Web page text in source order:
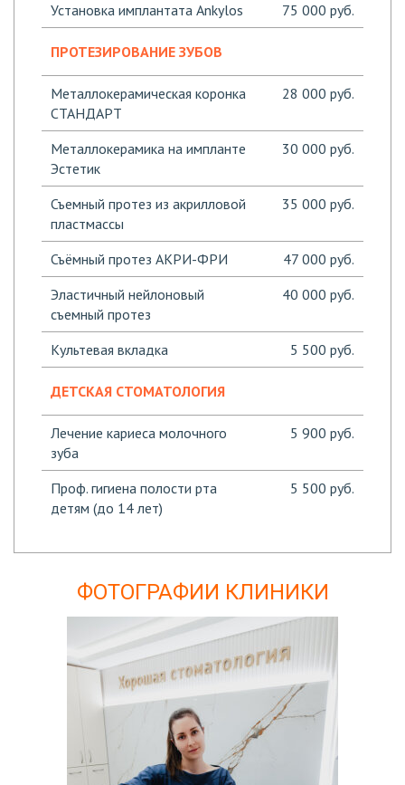
Установка имплантата Ankylos
75 000 руб.
ПРОТЕЗИРОВАНИЕ ЗУБОВ
Металлокерамическая коронка
СТАНДАРТ
28 000 руб.
Металлокерамика на импланте
Эстетик
30 000 руб.
Съемный протез из акрилловой
пластмассы
35 000 руб.
Съёмный протез АКРИ-ФРИ
47 000 руб.
Эластичный нейлоновый
съемный протез
40 000 руб.
Культевая вкладка 5 500 руб.
ДЕТСКАЯ СТОМАТОЛОГИЯ
Лечение кариеса молочного
зуба
5 900 руб.
Проф. гигиена полости рта
детям (до 14 лет)
5 500 руб.
ФОТОГРАФИИ КЛИНИКИ